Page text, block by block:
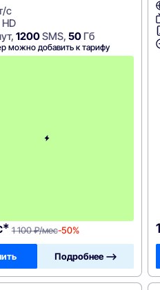
с
HD
1200SMS, 50Гб
можно добавить к тарифу
1 100 ₽/мес-50%
Подробнее —>